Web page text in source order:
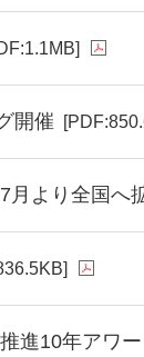
開催
月より全国へ
進10年アワ